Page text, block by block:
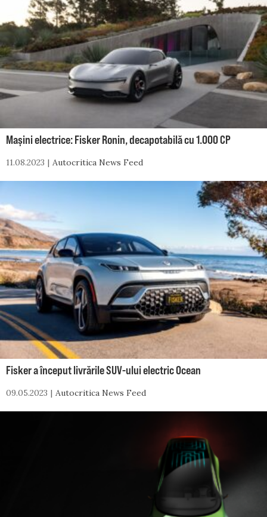
Mașini electrice: Fisker Ronin, decapotabilă cu 1.000 CP
11.08.2023 Autocritica News Feed
Fisker a început livrările SUV-ului electric Ocean
09.05.2023 Autocritica News Feed